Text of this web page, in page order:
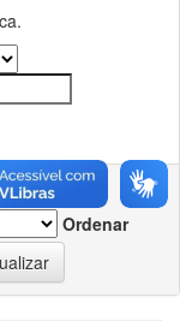
por
Ordenar